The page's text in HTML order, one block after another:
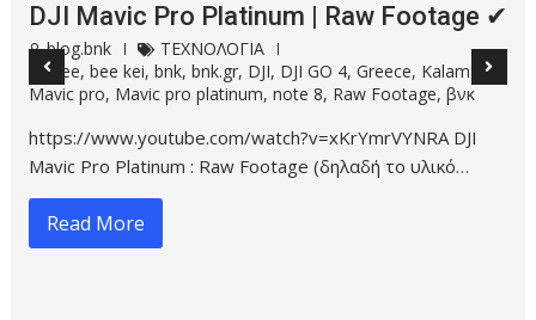
Ευρωπαϊκό ερευνητικό πρόγραμμα
REFLEX
blog.bnk ΚΟΙΝΩΝΙΑ ,ΤΕΧΝΟΛΟΓΙΑ
1
5g kalamata,5g δικτυο,5g Ελλαδα,5g ενημέρωση,
reflex,βλογ.βνκ,βνκ,Επιστημονικές Έρευνες,
Ηλεκτρομαγνητική Ακτινοβολία,Κοινωνία,πείραμα 5g,
✅Για να δείτε το video κλικ εδώ! ✅Κάνε ΕΓΓΡΑΦΗ στον